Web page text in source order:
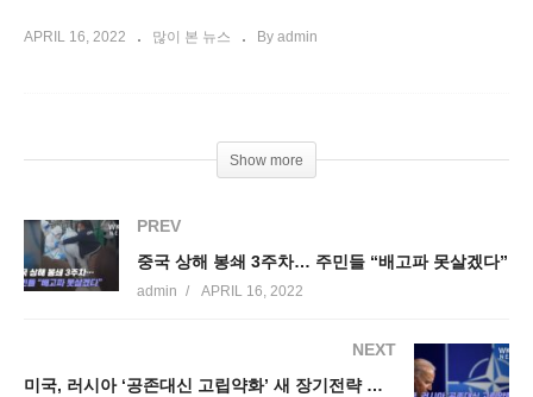
APRIL 16, 2022 많이 본 뉴스 By admin
Show more
PREV
중국 상해 봉쇄 3주차… 주민들 “배고파 못살겠다”
admin APRIL 16, 2022
NEXT
미국, 러시아 ‘공존대신 고립약화’ 새 장기전략 수립